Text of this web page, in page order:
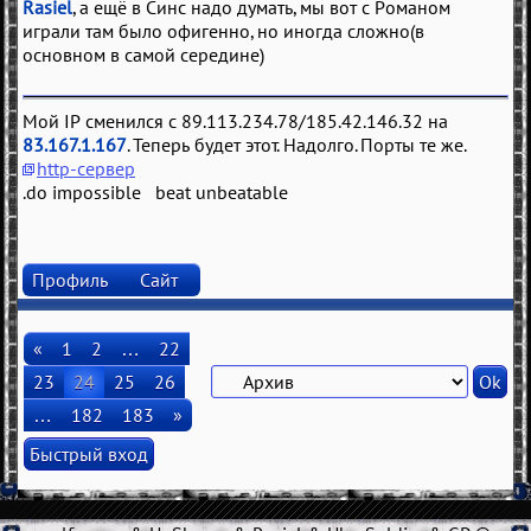
Rasiel, а ещё в Синс надо думать, мы вот с Романом
играли там было офигенно, но иногда сложно(в
основном в самой середине)
Мой IP сменился с 89.113.234.78/185.42.146.32 на
83.167.1.167. Теперь будет этот. Надолго. Порты те же.
http-сервер
.do impossible beat unbeatable
Профиль Сайт
« 1 2 …
22
23
24 25
26
…
182 183 »